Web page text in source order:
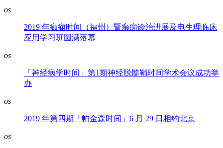
os
2019 年癫痫时间（福州）暨癫痫诊治进展及电生理临床
应用学习班圆满落幕
os
「神经病学时间」第1期神经脱髓鞘时间学术会议成功举
办
os
2019 年第四期「帕金森时间」6 月 29 日相约北京
os